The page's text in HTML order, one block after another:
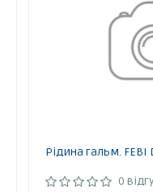
Рідина гальм. FEBI
0